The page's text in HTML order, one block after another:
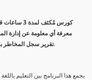
كورس
معرفة أي معلومة عن إدارة
تقرير سجل المخاطر بالإضافة الى المقدرة التامية لإدارة مخاطر المشاريع.
يجمع هذا البرنامج بين التعليم